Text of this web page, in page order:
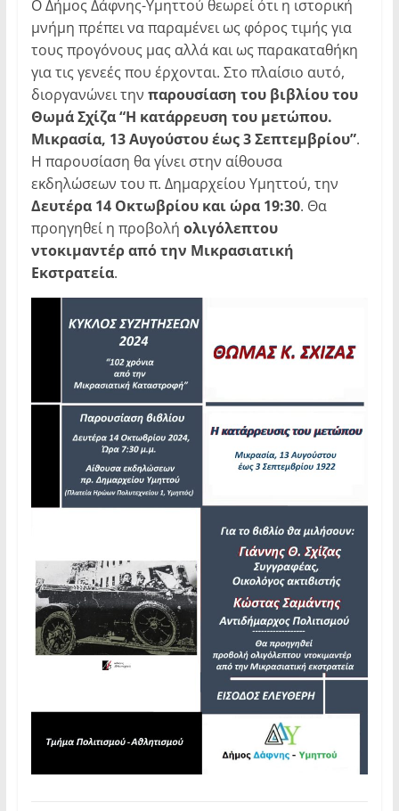
Ο Δήμος Δάφνης-Υμηττού θεωρεί ότι η ιστορική
μνήμη πρέπει να παραμένει ως φόρος τιμής για
τους προγόνους μας αλλά και ως παρακαταθήκη
για τις γενεές που έρχονται. Στο πλαίσιο αυτό,
διοργανώνει την παρουσίαση του βιβλίου του
Θωμά Σχίζα “Η κατάρρευση του μετώπου.
Μικρασία, 13 Αυγούστου έως 3 Σεπτεμβρίου”.
Η παρουσίαση θα γίνει στην αίθουσα
εκδηλώσεων του π. Δημαρχείου Υμηττού, την
Δευτέρα 14 Οκτωβρίου και ώρα 19:30. Θα
προηγηθεί η προβολή ολιγόλεπτου
ντοκιμαντέρ από την Μικρασιατική
Εκστρατεία.